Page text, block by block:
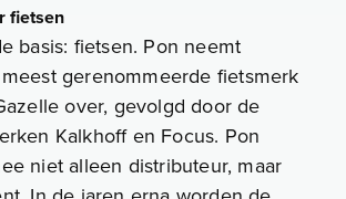
fietsen
basis: fietsen. Pon neemt
meest gerenommeerde fietsmerk
over, gevolgd door de
Kalkhoff en Focus. Pon
niet alleen distributeur, maar